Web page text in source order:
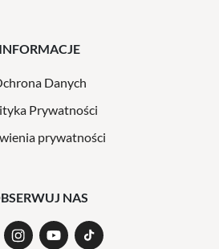
INFORMACJE
Danych
Prywatności
prywatności
NAS